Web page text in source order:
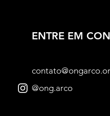
ENTRE EM
@ong.arco